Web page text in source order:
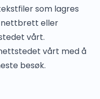
som lagres
nettbrett eller
vårt.
vårt med å
besøk.